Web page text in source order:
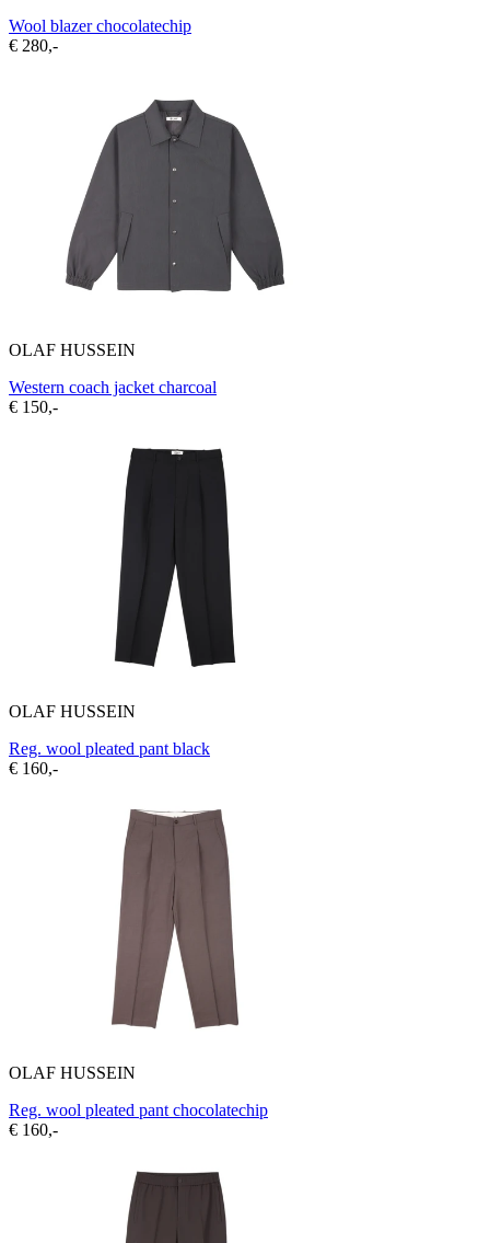
Wool blazer chocolatechip
€ 280,-
OLAF HUSSEIN
Western coach jacket charcoal
€ 150,-
OLAF HUSSEIN
Reg. wool pleated pant black
€ 160,-
OLAF HUSSEIN
Reg. wool pleated pant chocolatechip
€ 160,-